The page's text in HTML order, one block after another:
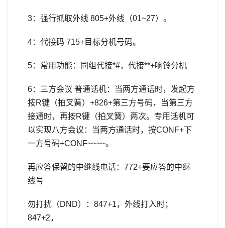
3：强行抓取外线 805+外线（01~27）。
4：代接码 715+目标分机号码。
5：常用功能：同组代接*#，代接**+响铃分机
6：三方会议 普通话机：当两方通话时，发起方
按R键（拍叉簧）+826+第三方号码，当第三方
接通时，再按R键（拍叉簧）两次。专用话机可
以实现八方会议：当两方通话时，按CONF+下
一方号码+CONF~~~~。
再应答保留的中继线电话：772+要应答的中继
线号
勿打扰（DND）：847+1，外线打入时；
847+2，